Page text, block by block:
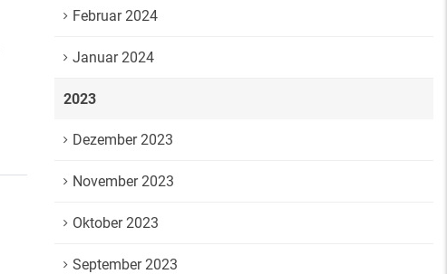
Februar 2024
Januar 2024
2023
Dezember 2023
November 2023
Oktober 2023
September 2023